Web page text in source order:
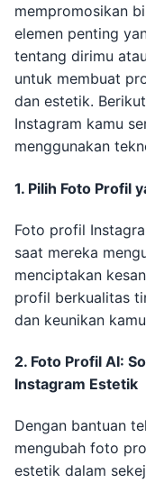
mempromosikan
elemen penting
tentang dirimu
untuk membuat
dan estetik.
Instagram kamu
menggunakan
1. Pilih Foto Profil
Foto profil
saat mereka
menciptakan
profil berkualitas
dan keunikan
2. Foto Profil AI:
Instagram Estetik
Dengan bantuan
mengubah foto
estetik dalam